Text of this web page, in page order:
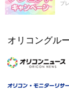
プ
オリコングル